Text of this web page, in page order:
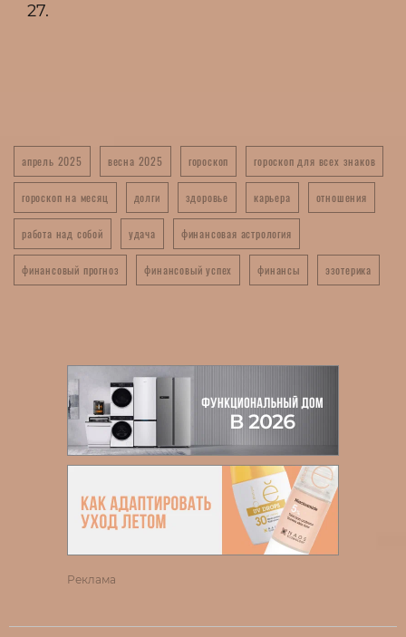
27.
апрель 2025 весна 2025 гороскоп гороскоп для всех знаков
гороскоп на месяц долги здоровье карьера отношения
работа над собой удача финансовая астрология
финансовый прогноз финансовый успех финансы эзотерика
Реклама